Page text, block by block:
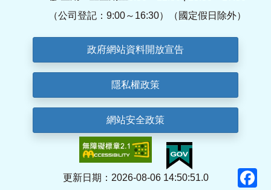
（公司登記：9:00～16:30）（國定假日除外）
政府網站資料開放宣告
隱私權政策
網站安全政策
更新日期：2026-08-06 14:50:51.0